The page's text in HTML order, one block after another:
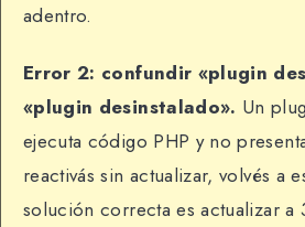
adentro.
Error 2: confundir «plugin
«plugin desinstalado». Un
ejecuta código PHP y no
reactivás sin actualizar, volvés a
solución correcta es actualizar a